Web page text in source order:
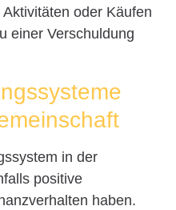
oder Käufen
einer Verschuldung
in der
positive
haben.